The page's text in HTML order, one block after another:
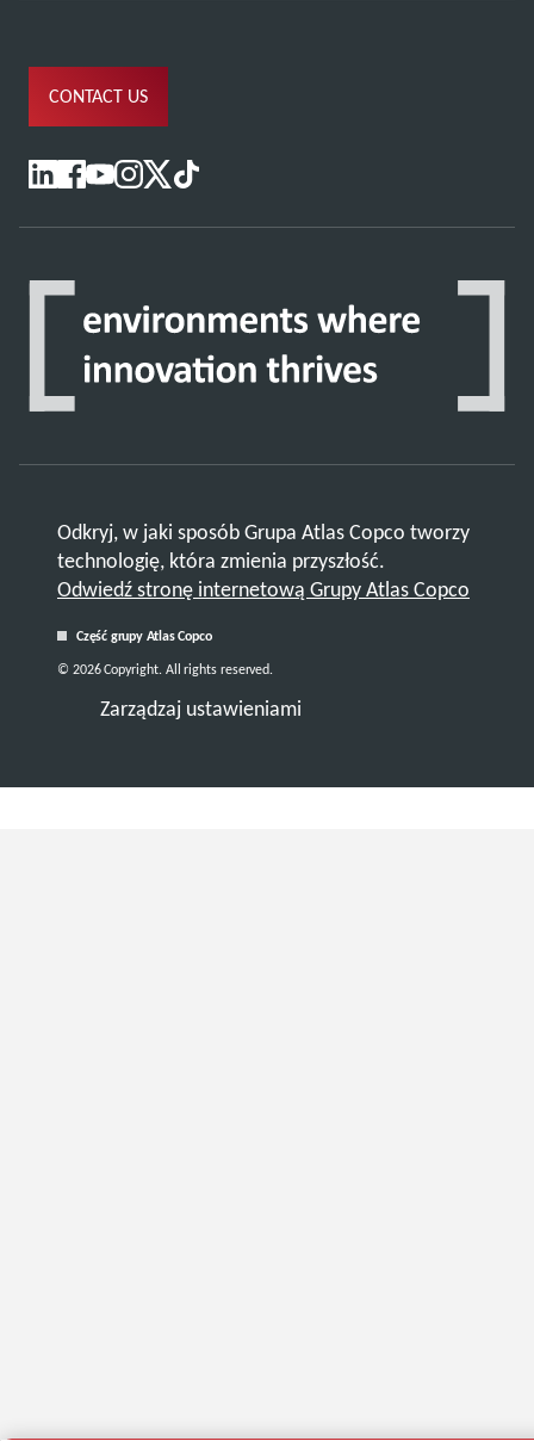
CONTACT US
Odkryj, w jaki sposób Grupa Atlas Copco tworzy
technologię, która zmienia przyszłość.
Odwiedź stronę internetową Grupy Atlas Copco
Część grupy Atlas Copco
Zarządzaj ustawieniami
© 2026 Copyright. All rights reserved.